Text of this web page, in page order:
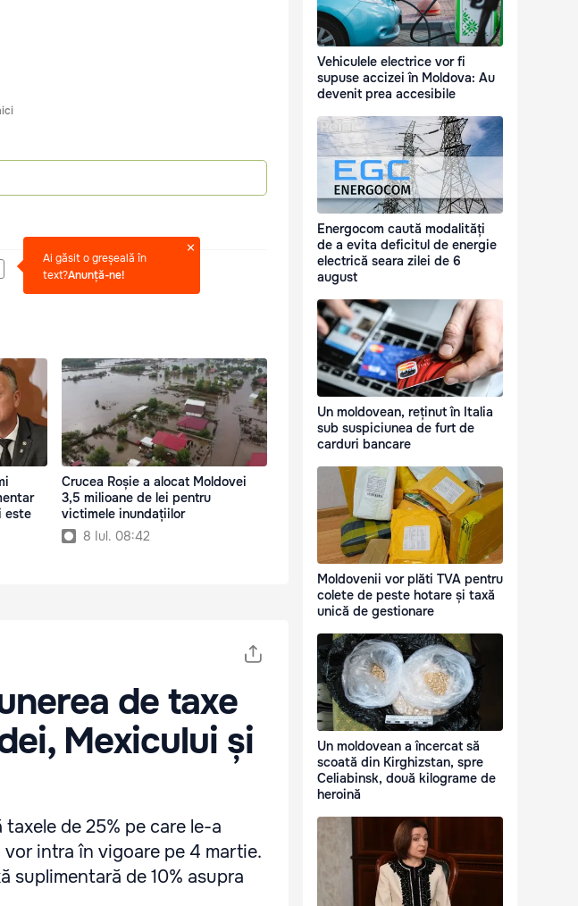
Ai găsit o greșeală în
text?Anunță-ne!
este
Crucea Roșie a alocat Moldovei
3,5 milioane de lei pentru
victimele inundațiilor
8 Iul. 08:42
de taxe
Mexicului și
de 25% pe care le-a
intra în vigoare pe 4 martie.
suplimentară de 10% asupra
Vehiculele electrice vor fi
supuse accizei în Moldova: Au
devenit prea accesibile
Energocom caută modalități
de a evita deficitul de energie
electrică seara zilei de 6
august
Un moldovean, reținut în Italia
sub suspiciunea de furt de
carduri bancare
Moldovenii vor plăti TVA pentru
colete de peste hotare și taxă
unică de gestionare
Un moldovean a încercat să
scoată din Kirghizstan, spre
Celiabinsk, două kilograme de
heroină